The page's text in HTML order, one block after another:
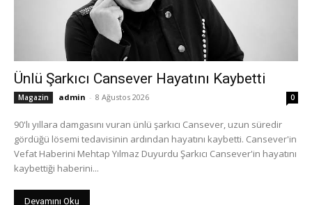
Ünlü Şarkıcı Cansever Hayatını Kaybetti
Magazin admin - 8 Ağustos 2026 0
90'lı yıllara damgasını vuran ünlü şarkıcı Cansever, uzun süredir
gördüğü lösemi tedavisinin ardından hayatını kaybetti. Cansever'in
Vefat Haberini Mehtap Yılmaz Duyurdu Şarkıcı Cansever'in hayatını
kaybettiği haberini...
Devamını Oku